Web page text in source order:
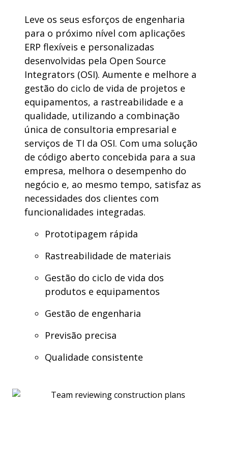
Leve os seus esforços de engenharia
para o próximo nível com aplicações
ERP flexíveis e personalizadas
desenvolvidas pela Open Source
Integrators (OSI). Aumente e melhore a
gestão do ciclo de vida de projetos e
equipamentos, a rastreabilidade e a
qualidade, utilizando a combinação
única de consultoria empresarial e
serviços de TI da OSI. Com uma solução
de código aberto concebida para a sua
empresa, melhora o desempenho do
negócio e, ao mesmo tempo, satisfaz as
necessidades dos clientes com
funcionalidades integradas.
Prototipagem rápida
Rastreabilidade de materiais
Gestão do ciclo de vida dos
produtos e equipamentos
Gestão de engenharia
Previsão precisa
Qualidade consistente